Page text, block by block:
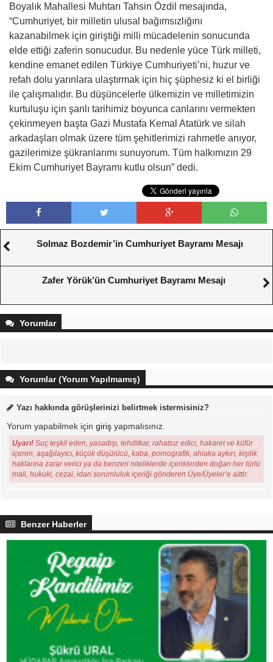
Boyalık Mahallesi Muhtarı Tahsin Özdil mesajında,
“Cumhuriyet, bir milletin ulusal bağımsızlığını
kazanabilmek için giriştiği milli mücadelenin sonucunda
elde ettiği zaferin sonucudur. Bu nedenle yüce Türk milleti,
kendine emanet edilen Türkiye Cumhuriyeti’ni, huzur ve
refah dolu yarınlara ulaştırmak için hiç şüphesiz ki el birliği
ile çalışmalıdır. Bu düşüncelerle ülkemizin ve milletimizin
kurtuluşu için şanlı tarihimiz boyunca canlarını vermekten
çekinmeyen başta Gazi Mustafa Kemal Atatürk ve silah
arkadaşları olmak üzere tüm şehitlerimizi rahmetle anıyor,
gazilerimize şükranlarımı sunuyorum. Tüm halkımızın 29
Ekim Cumhuriyet Bayramı kutlu olsun” dedi.
Solmaz Bozdemir’in Cumhuriyet Bayramı Mesajı
Zafer Yörük’ün Cumhuriyet Bayramı Mesajı
Yorumlar
Yorumlar (Yorum Yapılmamış)
Yazı hakkında görüşlerinizi belirtmek istermisiniz?
Yorum yapabilmek için giriş yapmalısınız.
Uyarı! Suç teşkil eden, yasadışı, tehditkar, rahatsız edici, hakaret ve küfür
içeren, aşağılayıcı, küçük düşürücü, kaba, pornografik, ahlaka aykırı, kişilik
haklarına zarar verici ya da benzeri niteliklerde içeriklerden doğan her türlü
mali, hukuki, cezai, idari sorumluluk içeriği gönderen Üye/Üyeler’e aittir.
Benzer Haberler